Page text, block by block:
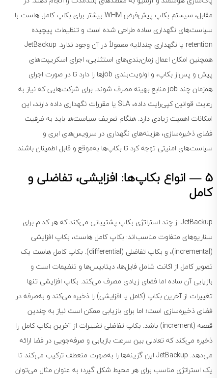
مقابل، سیستم بکاپ پیش‌فرض WHM بیشتر برای بکاپ کامل هاست با
سیاست‌های نگهداری ساده طراحی شده است و تنظیمات پیچیده
retention یا نگهداری چندلایه معمولاً در آن وجود ندارد. JetBackup
همچنین امکان اعمال زمان‌بندی‌های استثنایی، اجرای اسکریپت‌های
پیش و پس‌از بکاپ، و اولویت‌بندی jobها را دارد تا در صورت اجرای
همزمان چند job منابع بهینه مصرف شوند. برای شرکت‌هایی که نیاز به
رعایت قوانین کپی‌رایت داده، SLA یا مقررات نگهداری داده دارند، این
امکانات اهمیت زیادی دارد. هنگام تعریف سیاست‌ها باید به ظرفیت
فضای ذخیره‌سازی، هزینه‌های نگهداری در سرویس‌های ابری و
سیاست‌های امنیتی توجه کرد تا بکاپ‌ها به‌موقع و قابل اطمینان باشند.
5 — انواع بکاپ‌ها: افزایشی، تفاضلی و
کامل
JetBackup از چند استراتژی بکاپ پشتیبانی می‌کند که هر کدام برای
سناریوهای متفاوت مناسب‌اند: بکاپ کامل هاست، بکاپ افزایشی
(incremental)، و بکاپ تفاضلی (differential). بکاپ کامل هاست یک
تصویر کامل از اکانت شامل فایل‌ها، دیتابیس‌ها و تنظیمات است و
بازیابی آن ساده اما فضای زیادی مصرف می‌کند. بکاپ افزایشی تنها
تغییرات از آخرین بکاپ (کامل یا افزایشی) را ذخیره می‌کند و به‌صرفه در
فضای ذخیره‌سازی است؛ اما برای بازیابی ممکن است نیاز به چندین
قطعه (increment) باشد. بکاپ تفاضلی تغییرات از آخرین بکاپ کامل را
ذخیره می‌کند که تعادلی بین سرعت بازیابی و صرفه‌جویی در فضا ارائه
می‌دهد. JetBackup این گزینه‌ها را به‌صورت منعطف ترکیب می‌کند تا
یک استراتژی مناسب برای هر محیط شکل گیرد؛ به عنوان مثال می‌توان